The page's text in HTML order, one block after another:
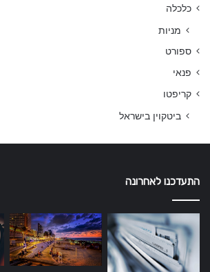
כלכלה
מניות
ספורט
פנאי
קריפטו
ביטקוין בישראל
התעדכנו לאחרונה